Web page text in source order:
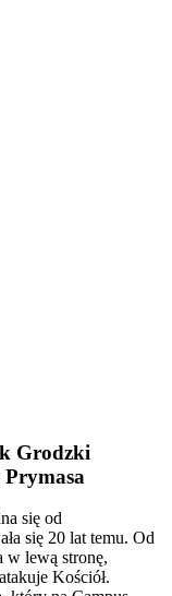
Grodzki
się od
się 20 lat temu. Od
w lewą stronę,
Kościół.